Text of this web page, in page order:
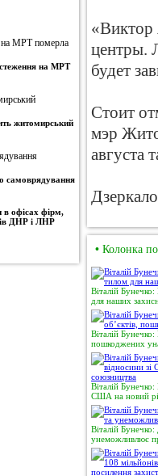
на МРТ
житомирський
самоврядування
офісах фірм,
ДНР і ЛНР
«Виктор
центры.
будет
Стоит
мэр
августа
• Колонка
Віталій
для наших
Віталій
пошкоджених
Віталій
США на новий
Віталій
унеможливлює